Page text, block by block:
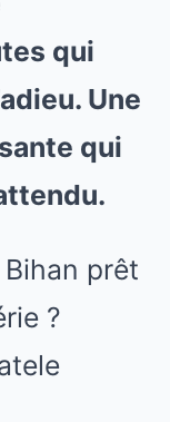
qui
Une
qui